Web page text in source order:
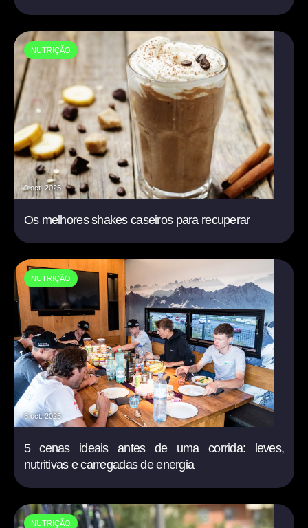
NUTRIÇÃO
9 oct. 2025
Os melhores shakes caseiros para recuperar
NUTRIÇÃO
8 oct. 2025
5 cenas ideais antes de uma corrida: leves,
nutritivas e carregadas de energia
NUTRIÇÃO